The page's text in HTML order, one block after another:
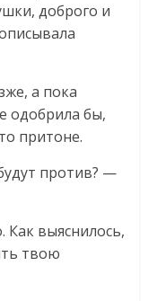
доброго и
а пока
одобрила бы,
притоне.
против? —
Как выяснилось,
твою